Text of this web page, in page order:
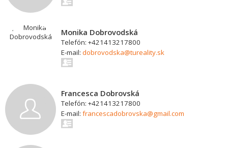
Monika Dobrovodská
Telefón: +421413217800
E-mail: dobrovodska@tureality.sk
Francesca Dobrovská
Telefón: +421413217800
E-mail: francescadobrovska@gmail.com